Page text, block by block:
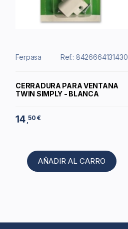
Ferpasa Ref.: 8426664131430
CERRADURA PARA VENTANA
TWIN SIMPLY - BLANCA
14 ,50 €
AÑADIR AL CARRO